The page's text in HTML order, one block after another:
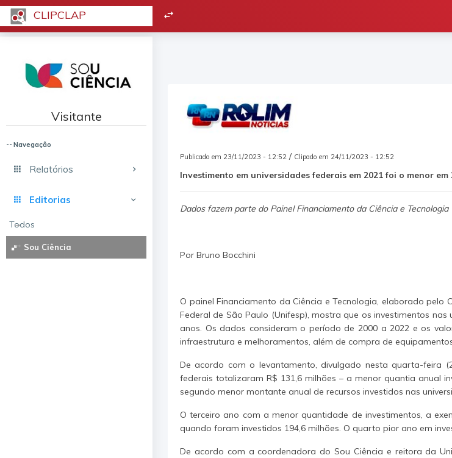
CLIPCLAP
Visitante
Navegação
Relatórios
Editorias
Todos
Sou Ciência
Publicado em 23/11/2023 - 12:52 / Clipado em 24/11/2023 - 12:52
Investimento em universidades federais em 2021 foi o menor em
Dados fazem parte do Painel Financiamento da Ciência e Tecnologia
Por Bruno Bocchini
O painel Financiamento da Ciência e Tecnologia, elaborado pelo
Federal de São Paulo (Unifesp), mostra que os investimentos
anos. Os dados consideram o período de 2000 a 2022 e os
infraestrutura e melhoramentos, além de compra de
De acordo com o levantamento, divulgado nesta quarta-feira
federais totalizaram R$ 131,6 milhões – a menor quantia anual
segundo menor montante anual de recursos investidos nas
O terceiro ano com a menor quantidade de investimentos, a
quando foram investidos 194,6 milhões. O quarto pior ano em
De acordo com a coordenadora do Sou Ciência e reitora da